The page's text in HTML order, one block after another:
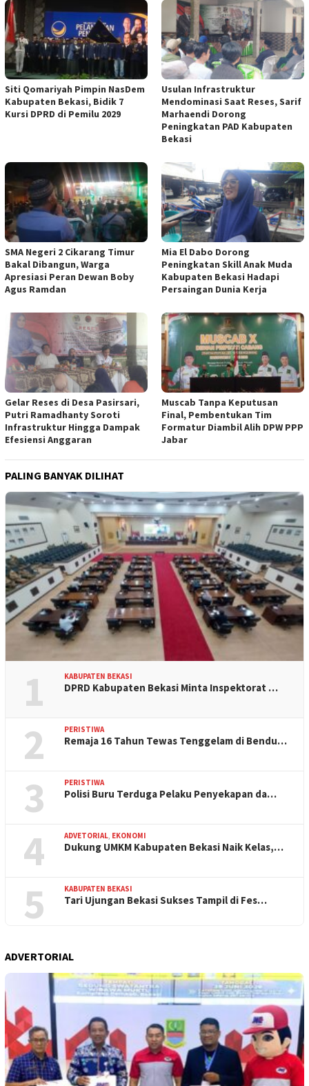
Siti Qomariyah Pimpin NasDem
Kabupaten Bekasi, Bidik 7
Kursi DPRD di Pemilu 2029
Usulan Infrastruktur
Mendominasi Saat Reses, Sarif
Marhaendi Dorong
Peningkatan PAD Kabupaten
Bekasi
SMA Negeri 2 Cikarang Timur
Bakal Dibangun, Warga
Apresiasi Peran Dewan Boby
Agus Ramdan
Mia El Dabo Dorong
Peningkatan Skill Anak Muda
Kabupaten Bekasi Hadapi
Persaingan Dunia Kerja
Gelar Reses di Desa Pasirsari,
Putri Ramadhanty Soroti
Infrastruktur Hingga Dampak
Efesiensi Anggaran
Muscab Tanpa Keputusan
Final, Pembentukan Tim
Formatur Diambil Alih DPW PPP
Jabar
PALING BANYAK DILIHAT
1 KABUPATEN BEKASI
DPRD Kabupaten Bekasi Minta Inspektorat …
2 PERISTIWA
Remaja 16 Tahun Tewas Tenggelam di Bendu…
3 PERISTIWA
Polisi Buru Terduga Pelaku Penyekapan da…
4 ADVETORIAL, EKONOMI
Dukung UMKM Kabupaten Bekasi Naik Kelas,…
5 KABUPATEN BEKASI
Tari Ujungan Bekasi Sukses Tampil di Fes…
ADVERTORIAL